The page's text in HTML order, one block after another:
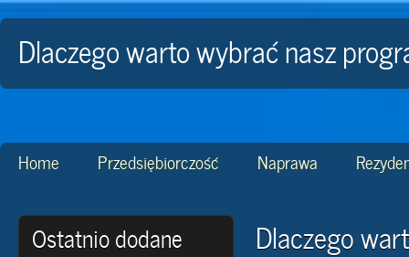
Dlaczego warto wybrać nasz
Home Przedsiębiorczość Naprawa
Ostatnio dodane Dlaczego